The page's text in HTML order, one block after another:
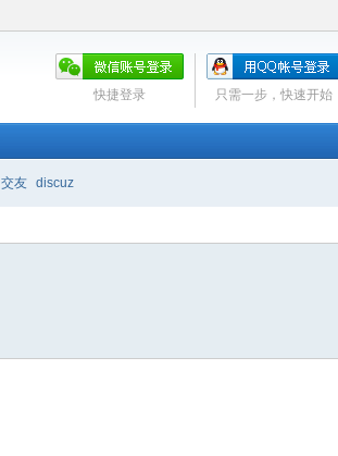
只需一步，快速开始
快捷登录
交友 discuz